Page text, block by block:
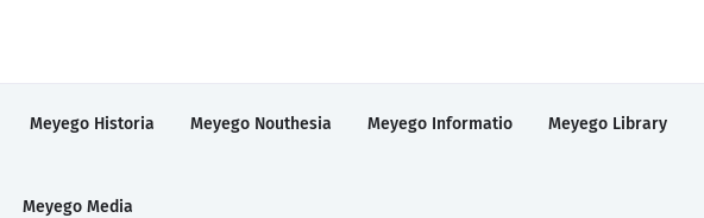
Meyego Historia Meyego Nouthesia Meyego Informatio Meyego Library
Meyego Media